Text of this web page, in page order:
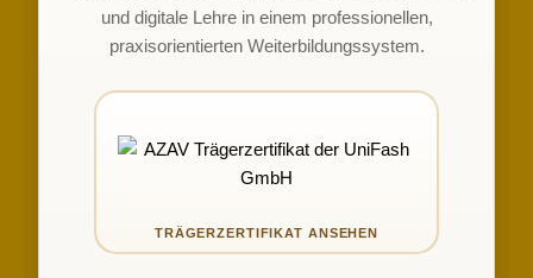
und digitale Lehre in einem professionellen,
praxisorientierten Weiterbildungssystem.